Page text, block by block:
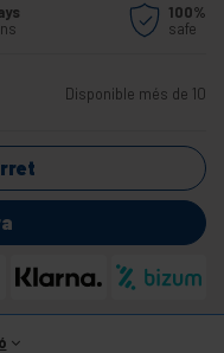
100%
safe
Disponible més de 10